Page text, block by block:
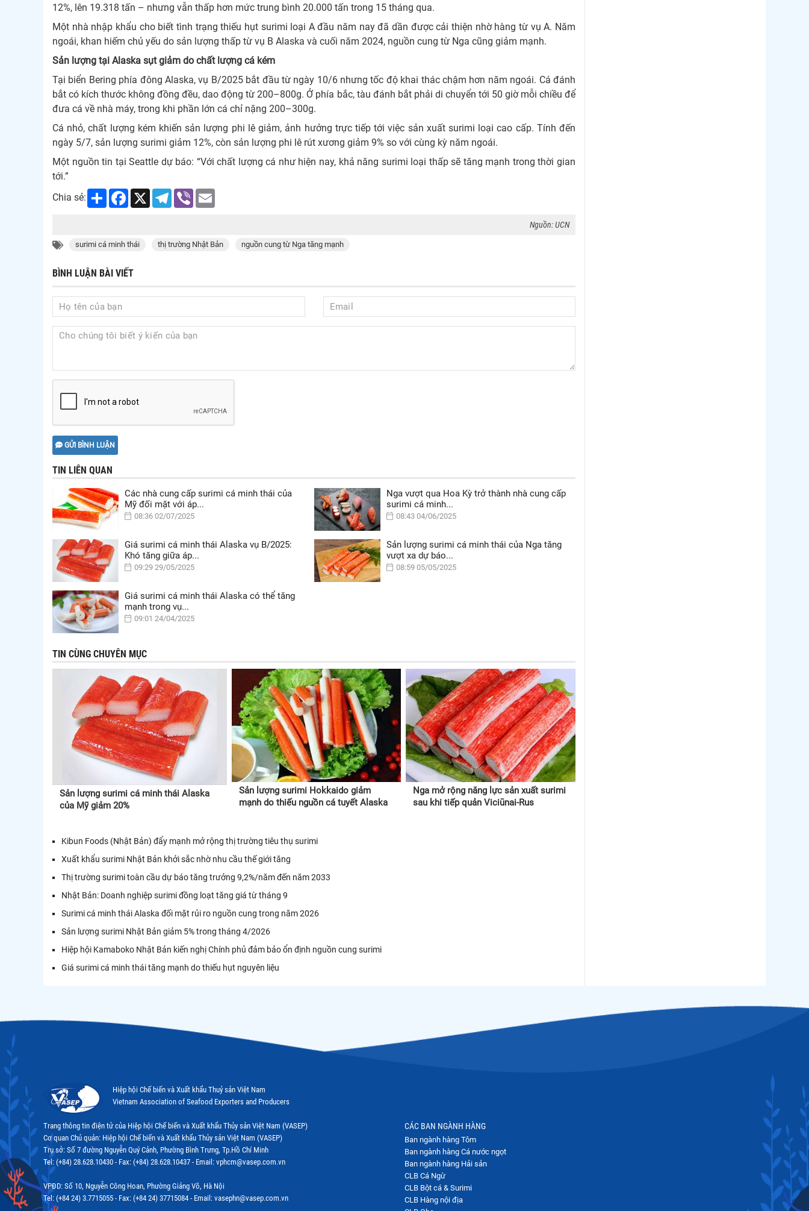
12%, lên 19.318 tấn – nhưng vẫn thấp hơn mức trung bình 20.000 tấn trong 15 tháng qua.
Một nhà nhập khẩu cho biết tình trạng thiếu hụt surimi loại A đầu năm nay đã dần được cải thiện nhờ hàng từ vụ A. Năm
ngoái, khan hiếm chủ yếu do sản lượng thấp từ vụ B Alaska và cuối năm 2024, nguồn cung từ Nga cũng giảm mạnh.
Sản lượng tại Alaska sụt giảm do chất lượng cá kém
Tại biển Bering phía đông Alaska, vụ B/2025 bắt đầu từ ngày 10/6 nhưng tốc độ khai thác chậm hơn năm ngoái. Cá đánh
bắt có kích thước không đồng đều, dao động từ 200–800g. Ở phía bắc, tàu đánh bắt phải di chuyển tới 50 giờ mỗi chiều để
đưa cá về nhà máy, trong khi phần lớn cá chỉ nặng 200–300g.
Cá nhỏ, chất lượng kém khiến sản lượng phi lê giảm, ảnh hưởng trực tiếp tới việc sản xuất surimi loại cao cấp. Tính đến
ngày 5/7, sản lượng surimi giảm 12%, còn sản lượng phi lê rút xương giảm 9% so với cùng kỳ năm ngoái.
Một nguồn tin tại Seattle dự báo: “Với chất lượng cá như hiện nay, khả năng surimi loại thấp sẽ tăng mạnh trong thời gian
tới.”
Chia sẻ:
Share Facebook
X Telegram
Viber
Nguồn: UCN
surimi cá minh thái thị trường Nhật Bản nguồn cung từ Nga tăng mạnh
BÌNH LUẬN BÀI VIẾT
GỬI BÌNH LUẬN
TIN LIÊN QUAN
Các nhà cung cấp surimi cá minh thái của
Mỹ đối mặt với áp...
08:36 02/07/2025
Nga vượt qua Hoa Kỳ trở thành nhà cung cấp
surimi cá minh...
08:43 04/06/2025
Giá surimi cá minh thái Alaska vụ B/2025:
Khó tăng giữa áp...
09:29 29/05/2025
Sản lượng surimi cá minh thái của Nga tăng
vượt xa dự báo...
08:59 05/05/2025
Giá surimi cá minh thái Alaska có thể tăng
mạnh trong vụ...
09:01 24/04/2025
TIN CÙNG CHUYÊN MỤC
Sản lượng surimi cá minh thái Alaska
của Mỹ giảm 20%
Sản lượng surimi Hokkaido giảm
mạnh do thiếu nguồn cá tuyết Alaska
Nga mở rộng năng lực sản xuất surimi
sau khi tiếp quản Viciūnai-Rus
Kibun Foods (Nhật Bản) đẩy mạnh mở rộng thị trường tiêu thụ surimi
Xuất khẩu surimi Nhật Bản khởi sắc nhờ nhu cầu thế giới tăng
Thị trường surimi toàn cầu dự báo tăng trưởng 9,2%/năm đến năm 2033
Nhật Bản: Doanh nghiệp surimi đồng loạt tăng giá từ tháng 9
Surimi cá minh thái Alaska đối mặt rủi ro nguồn cung trong năm 2026
Sản lượng surimi Nhật Bản giảm 5% trong tháng 4/2026
Hiệp hội Kamaboko Nhật Bản kiến nghị Chính phủ đảm bảo ổn định nguồn cung surimi
Giá surimi cá minh thái tăng mạnh do thiếu hụt nguyên liệu
Hiệp hội Chế biến và Xuất khẩu Thuỷ sản Việt Nam
Vietnam Association of Seafood Exporters and Producers
Trang thông tin điện tử của Hiệp hội Chế biến và Xuất khẩu Thủy sản Việt Nam (VASEP)
Cơ quan Chủ quản: Hiệp hội Chế biến và Xuất khẩu Thủy sản Việt Nam (VASEP)
Trụ sở: Số 7 đường Nguyễn Quý Cảnh, Phường Bình Trưng, Tp.Hồ Chí Minh
Tel: (+84) 28.628.10430 - Fax: (+84) 28.628.10437 - Email: vphcm@vasep.com.vn
VPĐD: Số 10, Nguyễn Công Hoan, Phường Giảng Võ, Hà Nội
Tel: (+84 24) 3.7715055 - Fax: (+84 24) 37715084 - Email: vasephn@vasep.com.vn
CÁC BAN NGÀNH HÀNG
Ban ngành hàng Tôm
Ban ngành hàng Cá nước ngọt
Ban ngành hàng Hải sản
CLB Cá Ngừ
CLB Bột cá & Surimi
CLB Hàng nội địa